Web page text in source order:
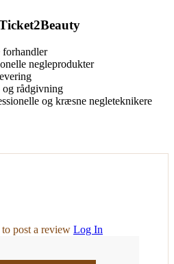
negleprodukter
og rådgivning
og kræsne negleteknikere
post a review Log In